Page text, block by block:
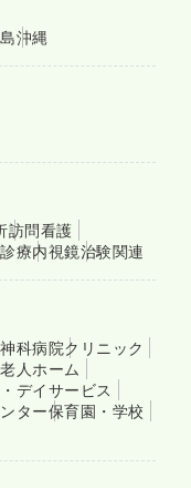
沖縄
訪問看護
療内視鏡治験関連
科病院クリニック
人ホーム
デイサービス
ター保育園・学校